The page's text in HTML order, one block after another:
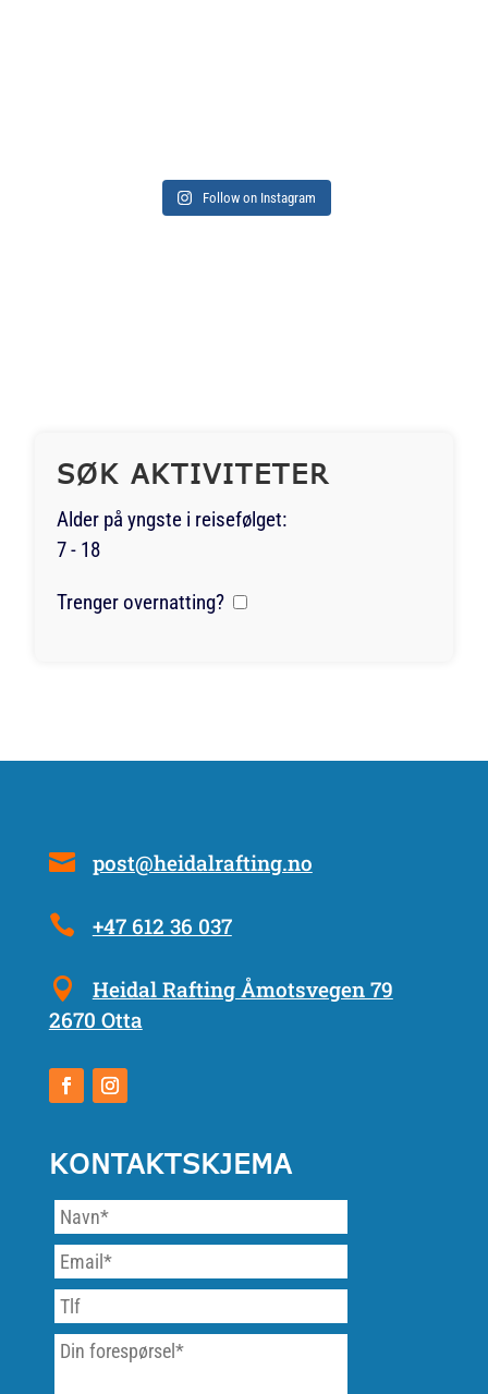
Follow on Instagram
SØK AKTIVITETER
Alder på yngste i reisefølget:
7 - 18
Trenger overnatting?
post@heidalrafting.no
+47 612 36 037
Heidal Rafting Åmotsvegen 79
2670 Otta
KONTAKTSKJEMA